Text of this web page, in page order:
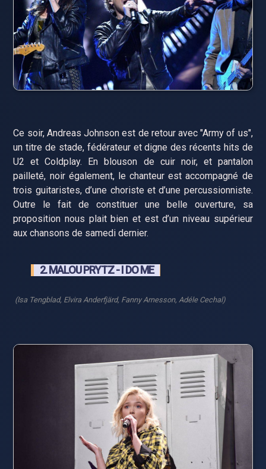
Ce soir, Andreas Johnson est de retour avec "Army of us",
un titre de stade, fédérateur et digne des récents hits de
U2 et Coldplay. En blouson de cuir noir, et pantalon
pailleté, noir également, le chanteur est accompagné de
trois guitaristes, d’une choriste et d’une percussionniste.
Outre le fait de constituer une belle ouverture, sa
proposition nous plait bien et est d’un niveau supérieur
aux chansons de samedi dernier.
2. MALOU PRYTZ - I DO ME
(Isa Tengblad, Elvira Anderfjärd, Fanny Arnesson, Adéle Cechal)